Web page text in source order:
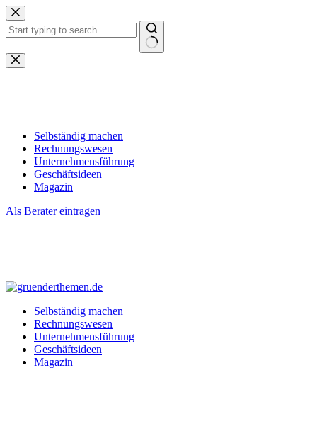
Zum
Inhalt
springen
Keine
Ergebnisse
Selbständig machen
Rechnungswesen
Unternehmensführung
Geschäftsideen
Magazin
Als Berater eintragen
Selbständig machen
Rechnungswesen
Unternehmensführung
Geschäftsideen
Magazin